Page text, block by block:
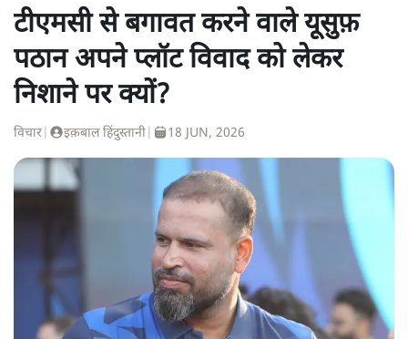
टीएमसी से बगावत करने वाले यूसुफ़
पठान अपने प्लॉट विवाद को लेकर
निशाने पर क्यों?
विचार इक़बाल हिंदुस्तानी 18 JUN, 2026